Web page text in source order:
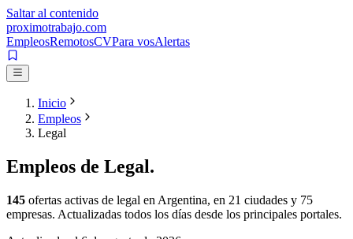
Saltar al contenido
proximotrabajo.com
EmpleosRemotosCVPara vosAlertas
Inicio
Empleos
Legal
Empleos de Legal.
145 ofertas activas de legal en Argentina, en 21 ciudades y 75
empresas. Actualizadas todos los días desde los principales portales.